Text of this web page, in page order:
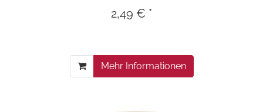
2,49 € *
Mehr Informationen